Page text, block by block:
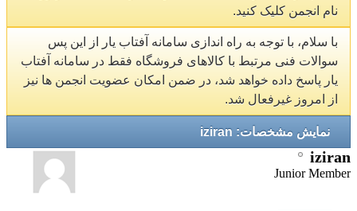
نام انجمن کلیک کنید.
با سلام، با توجه به راه اندازی سامانه آفتاب یار از این پس
سوالات فنی مرتبط با کالاهای فروشگاه فقط در سامانه آفتاب
یار پاسخ داده خواهد شد، در ضمن امکان عضویت انجمن ها نیز
از امروز غیرفعال شد.
نمایش مشخصات: iziran
iziran
Junior Member